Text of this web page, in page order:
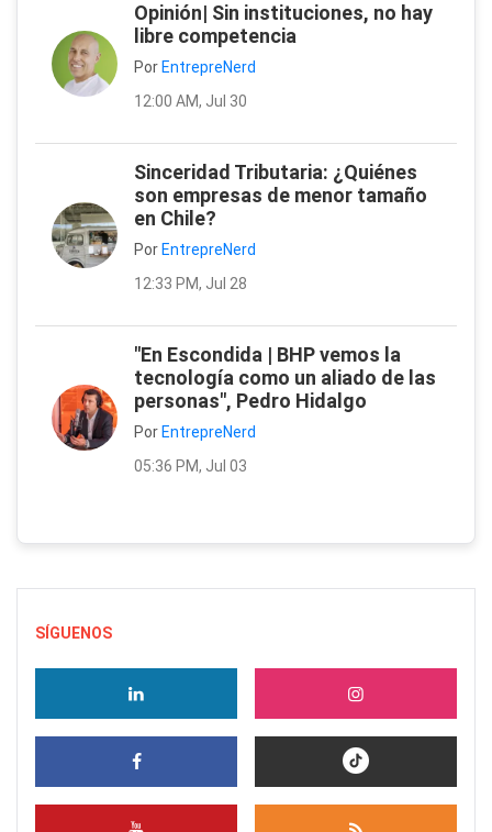
Opinión| Sin instituciones, no hay
libre competencia
Por EntrepreNerd
12:00 AM, Jul 30
Sinceridad Tributaria: ¿Quiénes
son empresas de menor tamaño
en Chile?
Por EntrepreNerd
12:33 PM, Jul 28
"En Escondida | BHP vemos la
tecnología como un aliado de las
personas", Pedro Hidalgo
Por EntrepreNerd
05:36 PM, Jul 03
SÍGUENOS